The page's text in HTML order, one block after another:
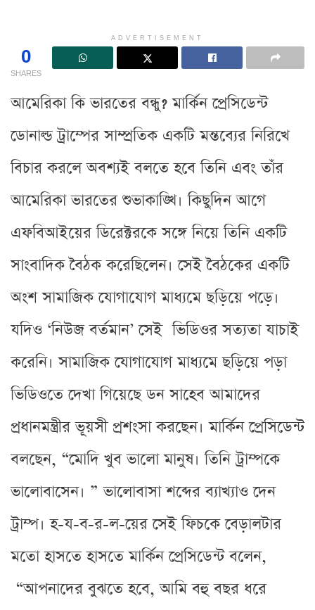
ADVERTISEMENT
0
SHARES
আমেরিকা কি ভারতের বন্ধু? মার্কিন প্রেসিডেন্ট
ডোনাল্ড ট্রাম্পের সাম্প্রতিক একটি মন্তব্যের নিরিখে
বিচার করলে অবশ্যই বলতে হবে তিনি এবং তাঁর
আমেরিকা ভারতের শুভাকাঙ্খি। কিছুদিন আগে
এফবিআইয়ের ডিরেক্টরকে সঙ্গে নিয়ে তিনি একটি
সাংবাদিক বৈঠক করেছিলেন। সেই বৈঠকের একটি
অংশ সামাজিক যোগাযোগ মাধ্যমে ছড়িয়ে পড়ে।
যদিও ‘নিউজ বর্তমান’ সেই ভিডিওর সত্যতা যাচাই
করেনি। সামাজিক যোগাযোগ মাধ্যমে ছড়িয়ে পড়া
ভিডিওতে দেখা গিয়েছে ডন সাহেব আমাদের
প্রধানমন্ত্রীর ভূয়সী প্রশংসা করছেন। মার্কিন প্রেসিডেন্ট
বলছেন, “মোদি খুব ভালো মানুষ। তিনি ট্রাম্পকে
ভালোবাসেন। ” ভালোবাসা শব্দের ব্যাখ্যাও দেন
ট্রাম্প। হ-য-ব-র-ল-য়ের সেই ফিচকে বেড়ালটার
মতো হাসতে হাসতে মার্কিন প্রেসিডেন্ট বলেন,
“আপনাদের বুঝতে হবে, আমি বহু বছর ধরে